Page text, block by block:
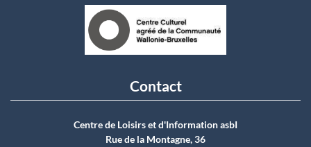
Contact
Centre de Loisirs et d'Information asbI
Rue de la Montagne, 36